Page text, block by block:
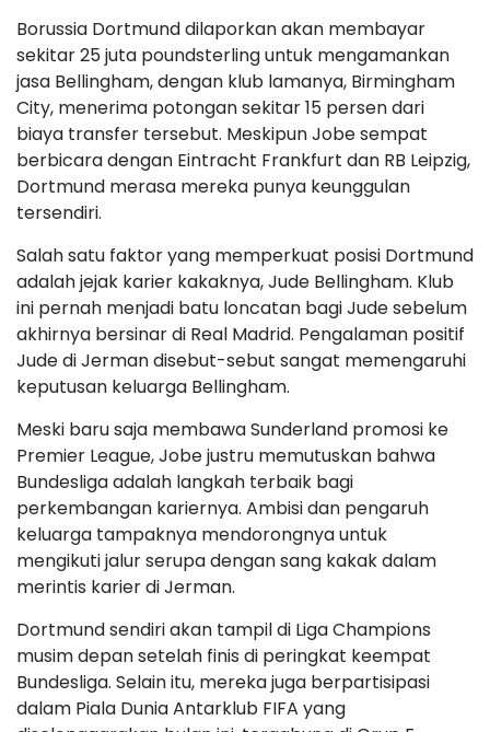
Borussia Dortmund dilaporkan akan membayar
sekitar 25 juta poundsterling untuk mengamankan
jasa Bellingham, dengan klub lamanya, Birmingham
City, menerima potongan sekitar 15 persen dari
biaya transfer tersebut. Meskipun Jobe sempat
berbicara dengan Eintracht Frankfurt dan RB Leipzig,
Dortmund merasa mereka punya keunggulan
tersendiri.
Salah satu faktor yang memperkuat posisi Dortmund
adalah jejak karier kakaknya, Jude Bellingham. Klub
ini pernah menjadi batu loncatan bagi Jude sebelum
akhirnya bersinar di Real Madrid. Pengalaman positif
Jude di Jerman disebut-sebut sangat memengaruhi
keputusan keluarga Bellingham.
Meski baru saja membawa Sunderland promosi ke
Premier League, Jobe justru memutuskan bahwa
Bundesliga adalah langkah terbaik bagi
perkembangan kariernya. Ambisi dan pengaruh
keluarga tampaknya mendorongnya untuk
mengikuti jalur serupa dengan sang kakak dalam
merintis karier di Jerman.
Dortmund sendiri akan tampil di Liga Champions
musim depan setelah finis di peringkat keempat
Bundesliga. Selain itu, mereka juga berpartisipasi
dalam Piala Dunia Antarklub FIFA yang